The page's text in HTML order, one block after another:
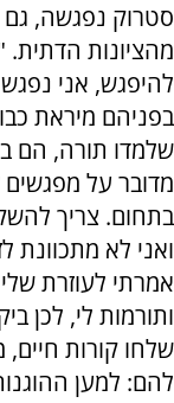
סטרוק נפגשה, גם
מהציונות
להיפגש, אני
בפניהם מיראת
שלמדו תורה, הם
מדובר על
בתחום. צריך
ואני לא מתכוונת
אמרתי לעוזרת
ותורמות לי, לכן
שלחו קורות
להם: למען